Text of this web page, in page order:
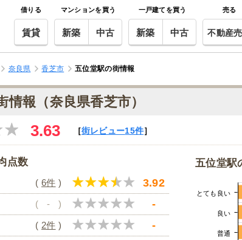
借りる
賃貸
マンションを買う
新築 中古
一戸建てを買う
新築 中古
売る
不動産
奈良県 香芝市 五位堂駅の街情報
情報（奈良県香芝市）
3.63 ［街レビュー15件］
点数
( 6件 ) 3.92
( - ) -
( 2件 ) -
五位堂駅
とても良い
良い
普通